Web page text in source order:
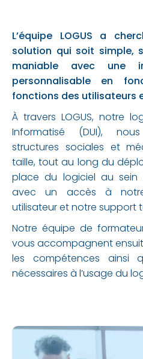
L’équipe LOGUS a
solution qui soit simple,
maniable avec une
personnalisable en
fonctions des utilisateurs
À travers LOGUS, notre
Informatisé (DUI),
structures sociales et
taille, tout au long du
place du logiciel au sein
avec un accès à notre
utilisateur et notre support
Notre équipe de
vous accompagnent
les compétences ainsi
nécessaires à l’usage du